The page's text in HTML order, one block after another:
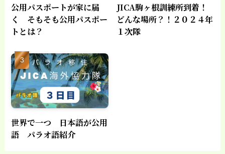
公用パスポートが家に届
く そもそも公用パスポー
トとは？
JICA駒ヶ根訓練所到着！
どんな場所？！２０２４年
１次隊
世界で一つ 日本語が公用
語 パラオ語紹介